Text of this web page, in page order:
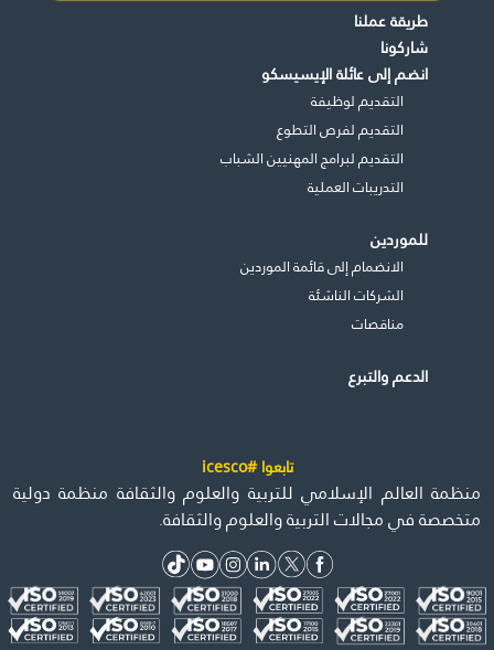
طريقة عملنا
شاركونا
انضم إلى عائلة الإيسيسكو
التقديم لوظيفة
التقديم لفرص التطوع
التقديم لبرامج المهنيين الشباب
التدريبات العملية
للموردين
الانضمام إلى قائمة الموردين
الشركات الناشئة
مناقصات
الدعم والتبرع
تابعوا #icesco
منظمة العالم الإسلامي للتربية والعلوم والثقافة منظمة دولية
متخصصة في مجالات التربية والعلوم والثقافة.